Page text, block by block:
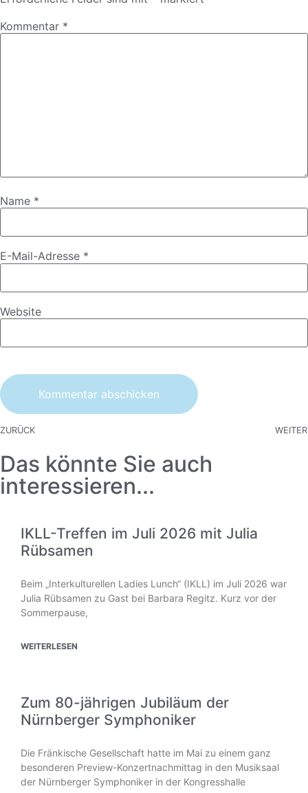
Kommentar *
Name *
E-Mail-Adresse *
Website
ZURÜCK WEITER
Das könnte Sie auch
interessieren...
IKLL-Treffen im Juli 2026 mit Julia
Rübsamen
Beim „Interkulturellen Ladies Lunch“ (IKLL) im Juli 2026 war
Julia Rübsamen zu Gast bei Barbara Regitz. Kurz vor der
Sommerpause,
WEITERLESEN
Zum 80-jährigen Jubiläum der
Nürnberger Symphoniker
Die Fränkische Gesellschaft hatte im Mai zu einem ganz
besonderen Preview-Konzertnachmittag in den Musiksaal
der Nürnberger Symphoniker in der Kongresshalle